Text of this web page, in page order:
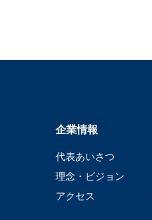
企業情報
代表あいさつ
理念・ビジョン
アクセス